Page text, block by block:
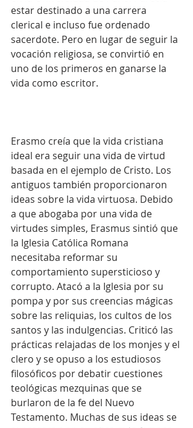
estar destinado a una carrera
clerical e incluso fue ordenado
sacerdote. Pero en lugar de seguir la
vocación religiosa, se convirtió en
uno de los primeros en ganarse la
vida como escritor.
Erasmo creía que la vida cristiana
ideal era seguir una vida de virtud
basada en el ejemplo de Cristo. Los
antiguos también proporcionaron
ideas sobre la vida virtuosa. Debido
a que abogaba por una vida de
virtudes simples, Erasmus sintió que
la Iglesia Católica Romana
necesitaba reformar su
comportamiento supersticioso y
corrupto. Atacó a la Iglesia por su
pompa y por sus creencias mágicas
sobre las reliquias, los cultos de los
santos y las indulgencias. Criticó las
prácticas relajadas de los monjes y el
clero y se opuso a los estudiosos
filosóficos por debatir cuestiones
teológicas mezquinas que se
burlaron de la fe del Nuevo
Testamento. Muchas de sus ideas se